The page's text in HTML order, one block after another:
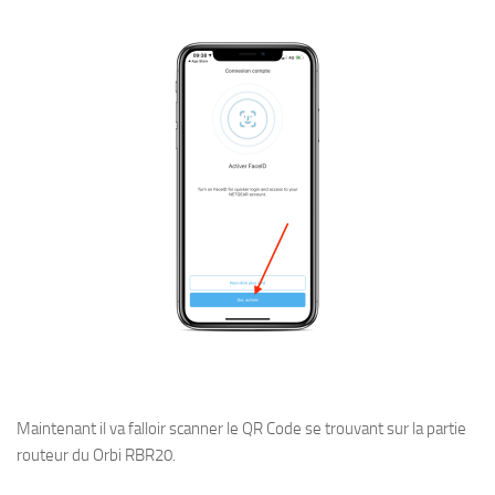
Maintenant il va falloir scanner le QR Code se trouvant sur la partie
routeur du Orbi RBR20.